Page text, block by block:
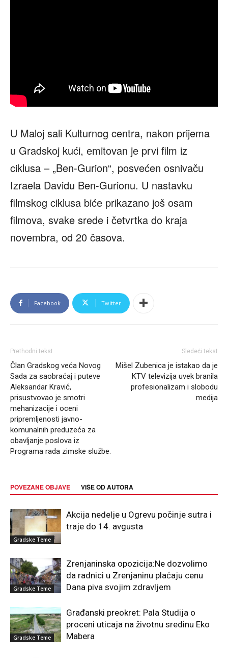
U Maloj sali Kulturnog centra, nakon prijema
u Gradskoj kući, emitovan je prvi film iz
ciklusa – „Ben-Gurion“, posvećen osnivaču
Izraela Davidu Ben-Gurionu. U nastavku
filmskog ciklusa biće prikazano još osam
filmova, svake srede i četvrtka do kraja
novembra, od 20 časova.
Facebook Twitter
Prethodni tekst
Član Gradskog veća Novog
Sada za saobraćaj i puteve
Aleksandar Kravić,
prisustvovao je smotri
mehanizacije i oceni
pripremlјenosti javno-
komunalnih preduzeća za
obavlјanje poslova iz
Programa rada zimske službe.
Sledeći tekst
Mišel Zubenica je istakao da je
KTV televizija uvek branila
profesionalizam i slobodu
medija
POVEZANE OBJAVE VIŠE OD AUTORA
Gradske Teme
Akcija nedelje u Ogrevu počinje sutra i
traje do 14. avgusta
Gradske Teme
Zrenjaninska opozicija:Ne dozvolimo
da radnici u Zrenjaninu plaćaju cenu
Dana piva svojim zdravljem
Gradske Teme
Građanski preokret: Pala Studija o
proceni uticaja na životnu sredinu Eko
Mabera